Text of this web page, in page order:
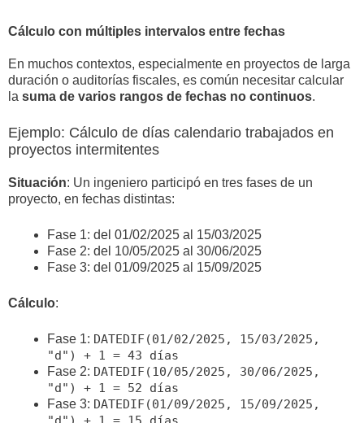
Cálculo con múltiples intervalos entre fechas
En muchos contextos, especialmente en proyectos de larga
duración o auditorías fiscales, es común necesitar calcular
la suma de varios rangos de fechas no continuos.
Ejemplo: Cálculo de días calendario trabajados en
proyectos intermitentes
Situación: Un ingeniero participó en tres fases de un
proyecto, en fechas distintas:
Fase 1: del 01/02/2025 al 15/03/2025
Fase 2: del 10/05/2025 al 30/06/2025
Fase 3: del 01/09/2025 al 15/09/2025
Cálculo:
Fase 1: DATEDIF(01/02/2025, 15/03/2025,
"d") + 1 = 43 días
Fase 2: DATEDIF(10/05/2025, 30/06/2025,
"d") + 1 = 52 días
Fase 3: DATEDIF(01/09/2025, 15/09/2025,